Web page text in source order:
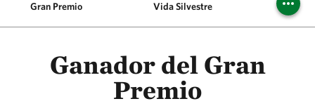
Gran Premio Vida Silvestre
Ganador del Gran
Premio